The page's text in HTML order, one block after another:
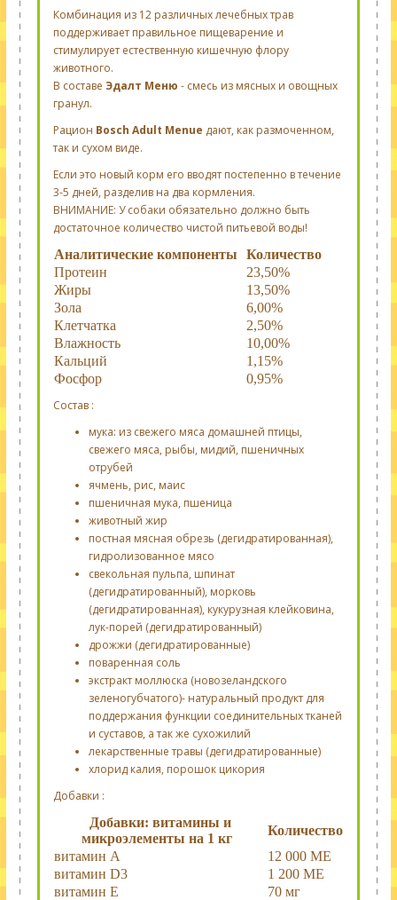
Комбинация из 12 различных лечебных трав
поддерживает правильное пищеварение и
стимулирует естественную кишечную флору
животного.
В составе Эдалт Меню - смесь из мясных и овощных
гранул.
Рацион Bosch Adult Menue дают, как размоченном,
так и сухом виде.
Если это новый корм его вводят постепенно в течение
3-5 дней, разделив на два кормления.
ВНИМАНИЕ: У собаки обязательно должно быть
достаточное количество чистой питьевой воды!
Аналитические компоненты
Количество
Протеин
23,50%
Жиры
13,50%
Зола
6,00%
Клетчатка
2,50%
Влажность
10,00%
Кальций
1,15%
Фосфор
0,95%
Состав :
мука: из свежего мяса домашней птицы,
свежего мяса, рыбы, мидий, пшеничных
отрубей
ячмень, рис, маис
пшеничная мука, пшеница
животный жир
постная мясная обрезь (дегидратированная),
гидролизованное мясо
свекольная пульпа, шпинат
(дегидратированный), морковь
(дегидратированная), кукурузная клейковина,
лук-порей (дегидратированный)
дрожжи (дегидратированные)
поваренная соль
экстракт моллюска (новозеландского
зеленогубчатого)- натуральный продукт для
поддержания функции соединительных тканей
и суставов, а так же сухожилий
лекарственные травы (дегидратированные)
хлорид калия, порошок цикория
Добавки :
Добавки: витамины и
микроэлементы на 1 кг
Количество
витамин А
12 000 МЕ
витамин D3
1 200 МЕ
витамин Е
70 мг